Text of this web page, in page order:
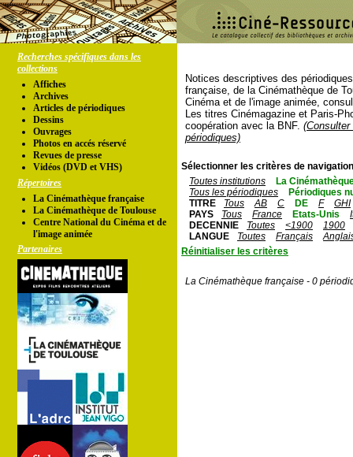
Recherches spécifiques dans les
collections
Affiches
Archives
Articles de périodiques
Dessins
Ouvrages
Photos en accés réservé
Revues de presse
Vidéos (DVD et VHS)
Répertoires
La Cinémathèque française
La Cinémathèque de Toulouse
Centre National du Cinéma et de
l'image animée
Partenaires
Notices descriptives des
française, de la Cinémathèque de
Cinéma et de l'image animée,
Les titres Cinémagazine et Paris-
coopération avec la BNF.
périodiques)
Sélectionner les critères de
Toutes institutions
La
Tous les périodiques
Périodiques
TITRE
Tous AB C DE F
GHI
PAYS
Tous France Etats-Unis
DECENNIE
Toutes <1900
1900
LANGUE
Toutes Français
Réinitialiser les critères
La Cinémathèque française - 0